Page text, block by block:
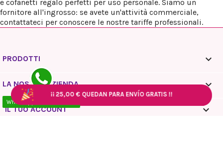
¡¡25,00 € QUEDAN PARA ENVÍO GRATIS !!
¡¡25,00 € QUEDAN PARA ENVÍO GRATIS !!
e cofanetti regalo perfetti per uso personale. Siamo un
fornitore all'ingrosso: se avete un'attività commerciale,
contattateci per conoscere le nostre tariffe professionali.
PRODOTTI 
LA NOSTRA AZIENDA 
IL TUO ACCOUNT 
WhatsApp - 10:00 / 18:00
¡¡25,00 € QUEDAN PARA ENVÍO GRATIS !!
¡¡25,00 € QUEDAN PARA ENVÍO GRATIS !!